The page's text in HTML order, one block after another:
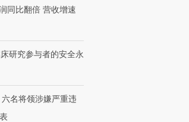
同比翻倍 营收增速
研究参与者的安全永
名将领涉嫌严重违